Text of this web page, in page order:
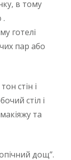
в тому
.
готелі
пар або
стін і
стіл і
та
дощ”.